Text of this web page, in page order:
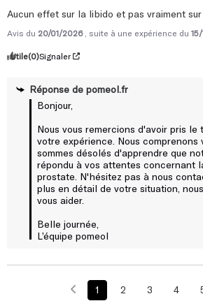
Aucun effet sur la libido et pas vraiment
Avis du 20/01/2026 , suite à une expérience du
Utile(0)Signaler
Réponse de pomeol.fr
Bonjour,
Nous vous remercions d'avoir pris le
votre expérience. Nous
sommes désolés d'apprendre que
répondu à vos attentes concernant
prostate. N'hésitez pas à nous
plus en détail de votre situation,
vous aider.
Belle journée,
L’équipe pomeol
1 2 3 4